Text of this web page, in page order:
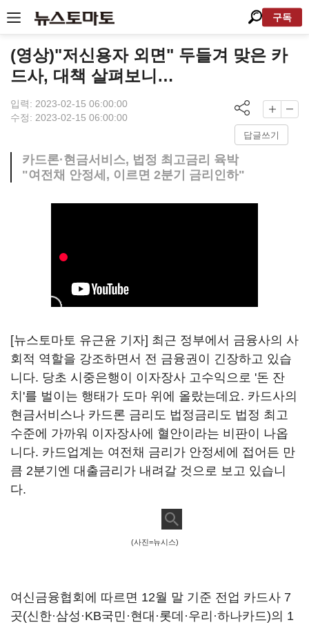
구독
(영상)"저신용자 외면" 두들겨 맞은 카
드사, 대책 살펴보니…
입력: 2023-02-15 06:00:00
수정: 2023-02-15 06:00:00
답글쓰기
카드론·현금서비스, 법정 최고금리 육박
"여전채 안정세, 이르면 2분기 금리인하"
[뉴스토마토 유근윤 기자] 최근 정부에서 금융사의 사
회적 역할을 강조하면서 전 금융권이 긴장하고 있습
니다. 당초 시중은행이 이자장사 고수익으로 '돈 잔
치'를 벌이는 행태가 도마 위에 올랐는데요. 카드사의
현금서비스나 카드론 금리도 법정금리도 법정 최고
수준에 가까워 이자장사에 혈안이라는 비판이 나옵
니다. 카드업계는 여전채 금리가 안정세에 접어든 만
큼 2분기엔 대출금리가 내려갈 것으로 보고 있습니
다.
(사진=뉴시스)
여신금융협회에 따르면 12월 말 기준 전업 카드사 7
곳(신한·삼성·KB국민·현대·롯데·우리·하나카드)의 1